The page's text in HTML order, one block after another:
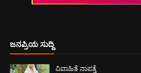
ಜನಪ್ರಿಯ ಸುದ್ದಿ
ವಿವಾಹಿತೆ ನಾಪತ್ತೆ